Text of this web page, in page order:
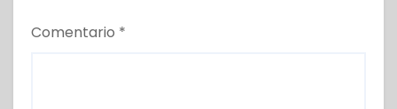
Comentario *